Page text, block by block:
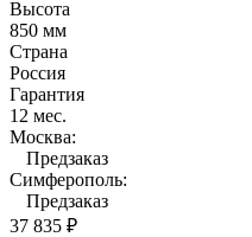
Высота
850 мм
Страна
Россия
Гарантия
12 мес.
Москва:
Предзаказ
Симферополь:
Предзаказ
37 835 ₽